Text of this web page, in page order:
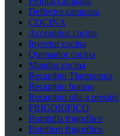
Deflector campana
COCINA
Accesorios cocina
Inyector cocina
Quemador cocina
Mandos cocina
Recambio Thermomix
Recambio butano
Recambio olla a presión
FRIGORIFICO
Bombilla frigorífico
Botellero frigorífico